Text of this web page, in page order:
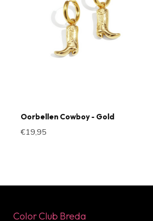
Oorbellen Cowboy - Gold
€19,95
Color Club Breda